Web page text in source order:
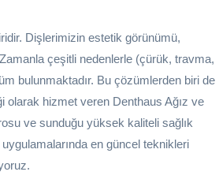
Dişlerimizin estetik görünümü,
çeşitli nedenlerle (çürük, travma,
bulunmaktadır. Bu çözümlerden biri de
olarak hizmet veren Denthaus Ağız ve
ve sunduğu yüksek kaliteli sağlık
uygulamalarında en güncel teknikleri